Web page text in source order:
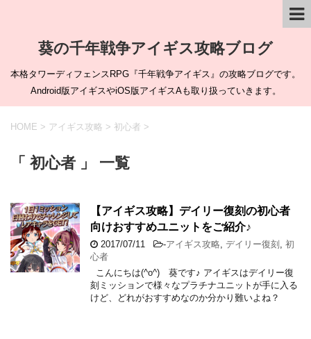
葵の千年戦争アイギス攻略ブログ
本格タワーディフェンスRPG『千年戦争アイギス』の攻略ブログです。
Android版アイギスやiOS版アイギスAも取り扱っていきます。
HOME > アイギス攻略 > 初心者 >
「 初心者 」 一覧
【アイギス攻略】デイリー復刻の初心者
向けおすすめユニットをご紹介♪
2017/07/11 -アイギス攻略 デイリー復刻 初
心者
こんにちは(^o^) 葵です♪ アイギスはデイリー復
刻ミッションで様々なプラチナユニットが手に入る
けど、どれがおすすめなのか分かり難いよね？